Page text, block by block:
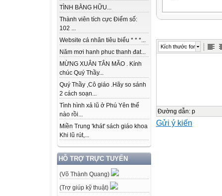
TÌNH BẰNG HỮU...
Thành viên tích cực Điểm số:
102 ...
Website cá nhân tiêu biểu * * *...
Năm mơi hanh phuc thanh đat...
MỪNG XUÂN TÂN MÃO . Kính
chúc Quý Thầy...
Quý Thầy ,Cô giáo .Hãy so sánh
2 cách soạn...
Tình hình xả lũ ở Phú Yên thế
nào rồi...
Miền Trung 'khát' sách giáo khoa
Khi lũ rút,...
HỖ TRỢ TRỰC TUYẾN
(Võ Thành Quang)
(Trợ giúp kỹ thuật)
Life stories we
SPEAKING
Kích thước font
Đường dẫn: p
Gửi ý kiến